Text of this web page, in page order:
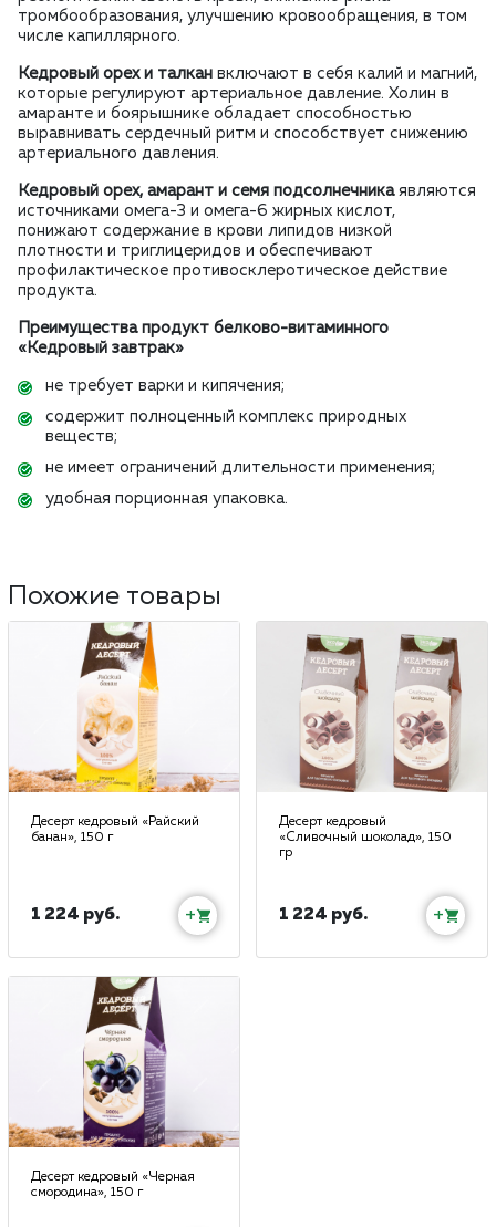
тромбообразования, улучшению кровообращения, в том
числе капиллярного.
Кедровый орех и талкан включают в себя калий и магний,
которые регулируют артериальное давление. Холин в
амаранте и боярышнике обладает способностью
выравнивать сердечный ритм и способствует снижению
артериального давления.
Кедровый орех, амарант и семя подсолнечникаявляются
источниками омега-3 и омега-6 жирных кислот,
понижают содержание в крови липидов низкой
плотности и триглицеридов и обеспечивают
профилактическое противосклеротическое действие
продукта.
Преимущества продукт белково-витаминного
«Кедровый завтрак»
не требует варки и кипячения;
содержит полноценный комплекс природных
веществ;
не имеет ограничений длительности применения;
удобная порционная упаковка.
Похожие товары
Десерт кедровый «Райский
банан», 150 г
1 224 руб. +
Десерт кедровый
«Сливочный шоколад», 150
гр
1 224 руб. +
Десерт кедровый «Черная
смородина», 150 г